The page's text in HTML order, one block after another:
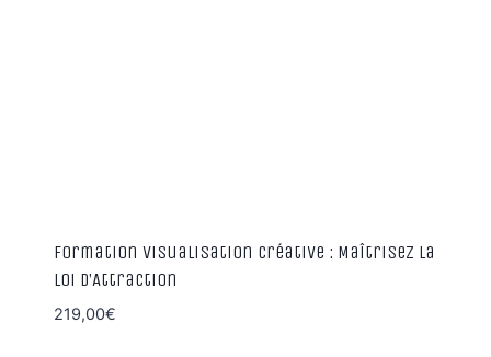
Formation Visualisation Créative : Maîtrisez la
Loi d’Attraction
219,00€